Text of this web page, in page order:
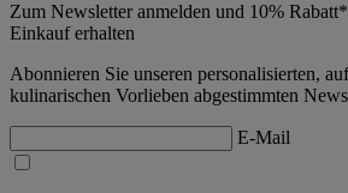
Zum Newsletter anmelden und 10%
Einkauf erhalten
Abonnieren Sie unseren personalisierten,
kulinarischen Vorlieben abgestimmten
E-Mail